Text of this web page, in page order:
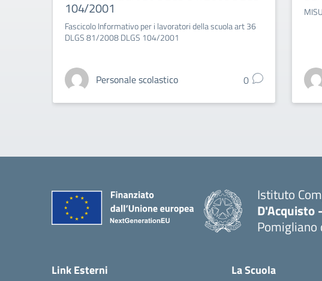
104/2001
Fascicolo Informativo per i lavoratori della scuola art 36
DLGS 81/2008 DLGS 104/2001
Personale scolastico 0
Istituto
D'Acquisto
Pomigliano
Link Esterni La Scuola